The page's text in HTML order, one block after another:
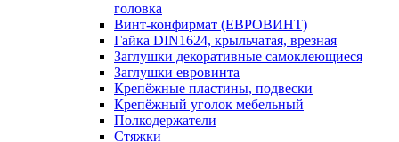
головка
Винт-конфирмат (ЕВРОВИНТ)
Гайка DIN1624, крыльчатая, врезная
Заглушки декоративные самоклеющиеся
Заглушки евровинта
Крепёжные пластины, подвески
Крепёжный уголок мебельный
Полкодержатели
Стяжки